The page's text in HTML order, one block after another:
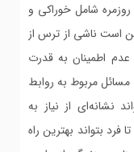
روزمره شامل خوراکی و
است ناشی از ترس از
عدم اطمینان به قدرت
مربوط به روابط
نشانه‌ای از نیاز به
فرد بتواند بهترین راه